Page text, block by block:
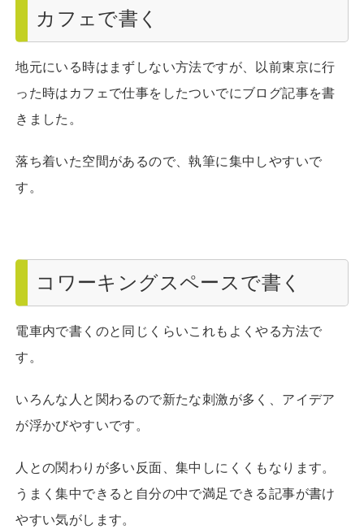
カフェで書く
地元にいる時はまずしない方法ですが、以前東京に行
った時はカフェで仕事をしたついでにブログ記事を書
きました。
落ち着いた空間があるので、執筆に集中しやすいで
す。
コワーキングスペースで書く
電車内で書くのと同じくらいこれもよくやる方法で
す。
いろんな人と関わるので新たな刺激が多く、アイデア
が浮かびやすいです。
人との関わりが多い反面、集中しにくくもなります。
うまく集中できると自分の中で満足できる記事が書け
やすい気がします。